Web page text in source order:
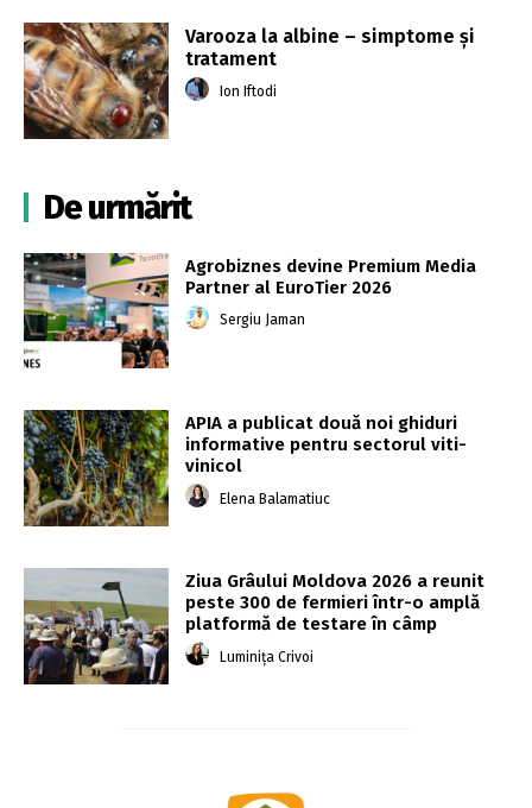
Varooza la albine – simptome și
tratament
Ion Iftodi
De urmărit
Agrobiznes devine Premium Media
Partner al EuroTier 2026
Sergiu Jaman
APIA a publicat două noi ghiduri
informative pentru sectorul viti-
vinicol
Elena Balamatiuc
Ziua Grâului Moldova 2026 a reunit
peste 300 de fermieri într-o amplă
platformă de testare în câmp
Luminița Crivoi